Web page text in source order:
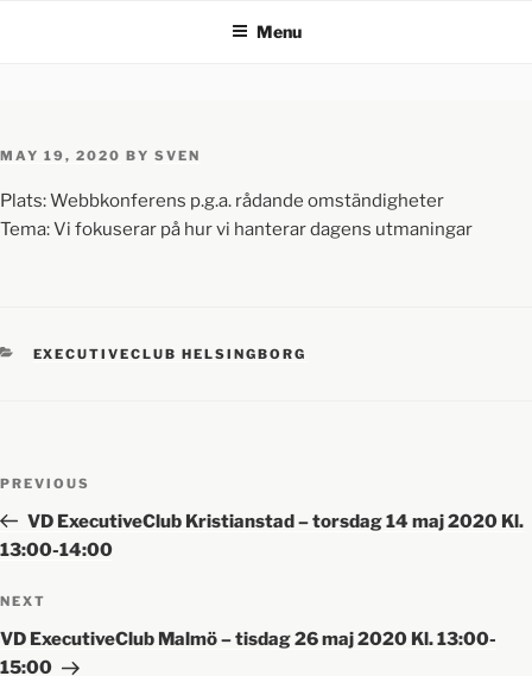
Menu
MAY 19, 2020 BY SVEN
Plats: Webbkonferens p.g.a. rådande omständigheter
Tema: Vi fokuserar på hur vi hanterar dagens utmaningar
EXECUTIVECLUB HELSINGBORG
PREVIOUS
VD ExecutiveClub Kristianstad – torsdag 14 maj 2020 Kl.
13:00-14:00
NEXT
VD ExecutiveClub Malmö – tisdag 26 maj 2020 Kl. 13:00-
15:00